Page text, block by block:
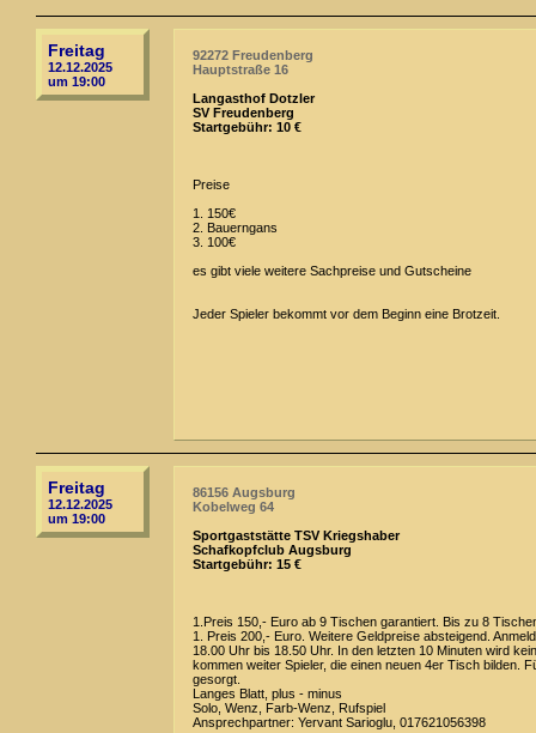
Freitag
12.12.2025
um 19:00
92272 Freudenberg
Hauptstraße 16
Langasthof Dotzler
SV Freudenberg
Startgebühr: 10 €
Preise
1. 150€
2. Bauerngans
3. 100€
es gibt viele weitere Sachpreise und Gutscheine
Jeder Spieler bekommt vor dem Beginn eine Brotzeit.
Freitag
12.12.2025
um 19:00
86156 Augsburg
Kobelweg 64
Sportgaststätte TSV Kriegshaber
Schafkopfclub Augsburg
Startgebühr: 15 €
1.Preis 150,- Euro ab 9 Tischen garantiert. Bis zu 8
1. Preis 200,- Euro. Weitere Geldpreise absteigend.
18.00 Uhr bis 18.50 Uhr. In den letzten 10 Minuten wird
kommen weiter Spieler, die einen neuen 4er Tisch bilden.
gesorgt.
Langes Blatt, plus - minus
Solo, Wenz, Farb-Wenz, Rufspiel
Ansprechpartner: Yervant Sarioglu, 017621056398